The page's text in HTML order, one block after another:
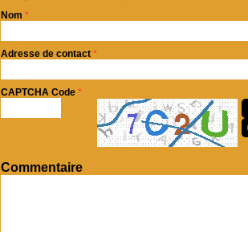
Nom *
Adresse de contact *
CAPTCHA Code *
Commentaire